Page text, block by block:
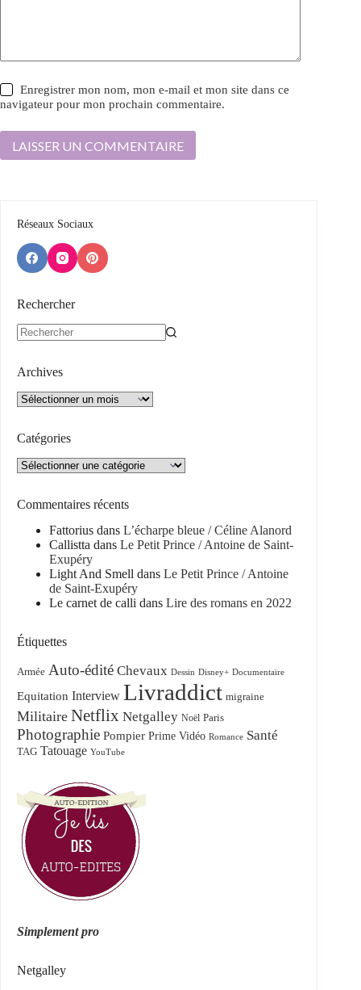
Enregistrer mon nom, mon e-mail et mon site dans ce
navigateur pour mon prochain commentaire.
LAISSER UN COMMENTAIRE
Réseaux Sociaux
Rechercher
Archives
Archives
Catégories
Catégories
Commentaires récents
Fattorius dans L’écharpe bleue / Céline Alanord
Callistta dans Le Petit Prince / Antoine de Saint-
Exupéry
Light And Smell dans Le Petit Prince / Antoine
de Saint-Exupéry
Le carnet de calli dans Lire des romans en 2022
Étiquettes
Armée Auto-édité Chevaux Dessin Disney+ Documentaire
Equitation Interview Livraddict migraine
Militaire Netflix Netgalley Noël Paris
Photographie Pompier Prime Vidéo Romance Santé
TAG Tatouage YouTube
Simplement pro
Netgalley